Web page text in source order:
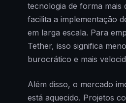
tecnologia de forma mais
facilita a implementação
em larga escala. Para
Tether, isso significa
burocrático e mais
Além disso, o mercado
está aquecido. Projetos